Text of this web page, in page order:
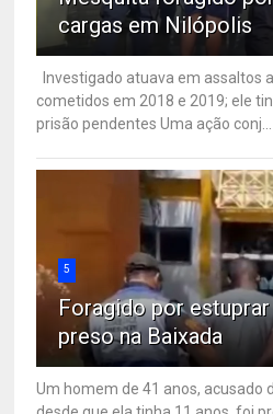
cargas em Nilópolis
Investigado atuava em assaltos
cometidos em 2018 e 2019; ele
prisão pendentes Uma ação conj...
5
Foragido por
preso na Baixada
Um homem de 41 anos, acusado